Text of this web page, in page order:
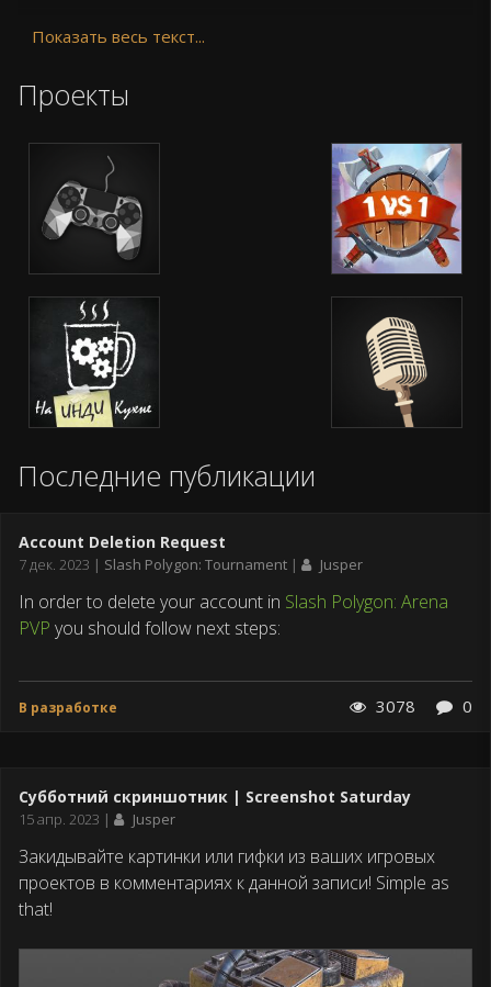
Показать весь текст...
Проекты
Игровые обзоры Slash Polygon:
Последние публикации
Account Deletion Request
Дата
7 дек. 2023 Slash Polygon: Tournament Jusper
In order to delete your account in Slash Polygon: Arena
PVP you should follow next steps:
В разработке 3078 0
Субботний скриншотник | Screenshot Saturday
Дата
15 апр. 2023 Jusper
Закидывайте картинки или гифки из ваших игровых
проектов в комментариях к данной записи! Simple as
that!